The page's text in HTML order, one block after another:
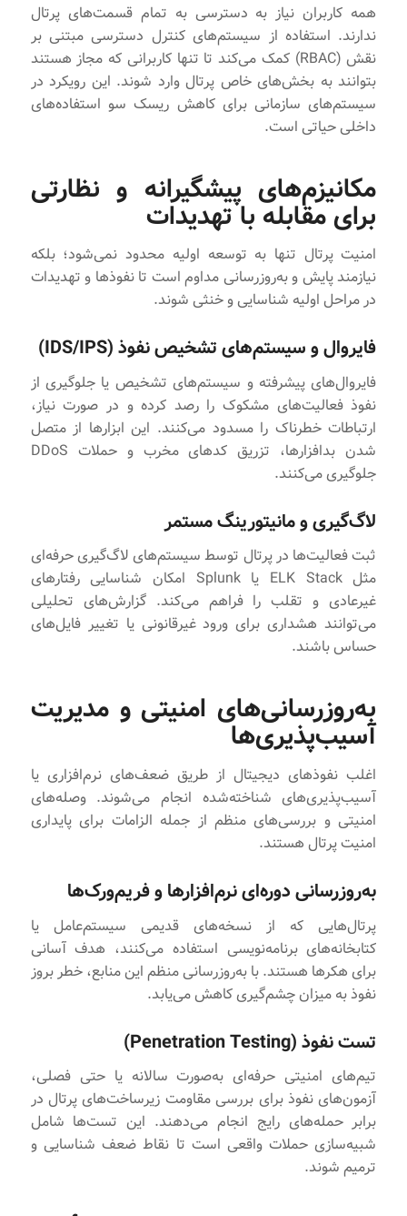
همه کاربران نیاز به دسترسی به تمام قسمت‌های پرتال
ندارند. استفاده از سیستم‌های کنترل دسترسی مبتنی بر
نقش (RBAC) کمک می‌کند تا تنها کاربرانی که مجاز هستند
بتوانند به بخش‌های خاص پرتال وارد شوند. این رویکرد در
سیستم‌های سازمانی برای کاهش ریسک سو استفاده‌های
داخلی حیاتی است.
مکانیزم‌های پیشگیرانه و نظارتی
برای مقابله با تهدیدات
امنیت پرتال تنها به توسعه اولیه محدود نمی‌شود؛ بلکه
نیازمند پایش و به‌روزرسانی مداوم است تا نفوذها و تهدیدات
در مراحل اولیه شناسایی و خنثی شوند.
فایروال و سیستم‌های تشخیص نفوذ (IDS/IPS)
فایروال‌های پیشرفته و سیستم‌های تشخیص یا جلوگیری از
نفوذ فعالیت‌های مشکوک را رصد کرده و در صورت نیاز،
ارتباطات خطرناک را مسدود می‌کنند. این ابزارها از متصل
شدن بدافزارها، تزریق کدهای مخرب و حملات DDoS
جلوگیری می‌کنند.
لاگ‌گیری و مانیتورینگ مستمر
ثبت فعالیت‌ها در پرتال توسط سیستم‌های لاگ‌گیری حرفه‌ای
مثل ELK Stack یا Splunk امکان شناسایی رفتارهای
غیرعادی و تقلب را فراهم می‌کند. گزارش‌های تحلیلی
می‌توانند هشداری برای ورود غیرقانونی یا تغییر فایل‌های
حساس باشند.
به‌روزرسانی‌های امنیتی و مدیریت
آسیب‌پذیری‌ها
اغلب نفوذهای دیجیتال از طریق ضعف‌های نرم‌افزاری یا
آسیب‌پذیری‌های شناخته‌شده انجام می‌شوند. وصله‌های
امنیتی و بررسی‌های منظم از جمله الزامات برای پایداری
امنیت پرتال هستند.
به‌روزرسانی دوره‌ای نرم‌افزارها و فریم‌ورک‌ها
پرتال‌هایی که از نسخه‌های قدیمی سیستم‌عامل یا
کتابخانه‌های برنامه‌نویسی استفاده می‌کنند، هدف آسانی
برای هکرها هستند. با به‌روزرسانی منظم این منابع، خطر بروز
نفوذ به میزان چشم‌گیری کاهش می‌یابد.
تست نفوذ (Penetration Testing)
تیم‌های امنیتی حرفه‌ای به‌صورت سالانه یا حتی فصلی،
آزمون‌های نفوذ برای بررسی مقاومت زیرساخت‌های پرتال در
برابر حمله‌های رایج انجام می‌دهند. این تست‌ها شامل
شبیه‌سازی حملات واقعی است تا نقاط ضعف شناسایی و
ترمیم شوند.